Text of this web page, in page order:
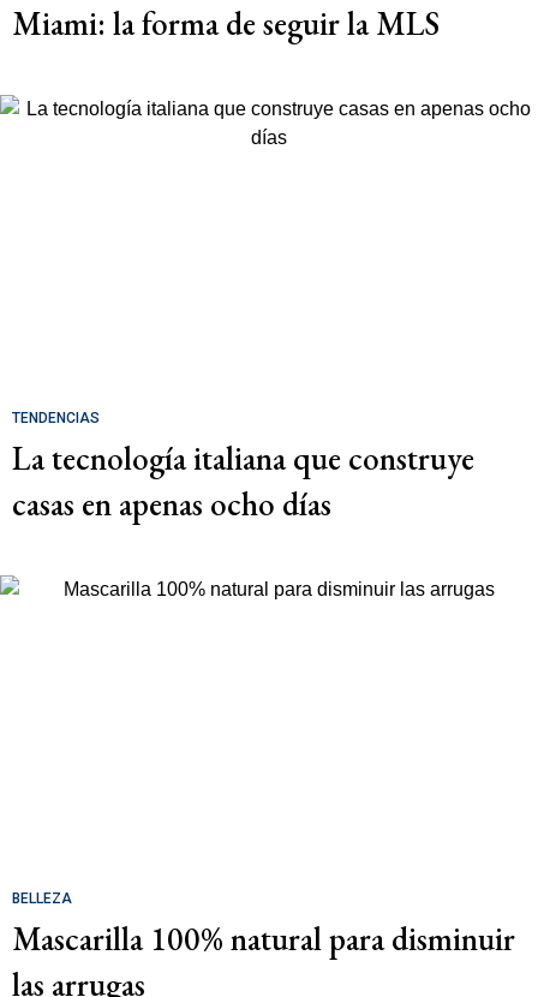
Miami: la forma de seguir la MLS
TENDENCIAS
La tecnología italiana que construye
casas en apenas ocho días
BELLEZA
Mascarilla 100% natural para disminuir
las arrugas